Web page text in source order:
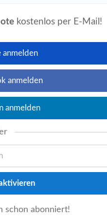
kostenlos per E-Mail!
anmelden
anmelden
anmelden
schon abonniert!